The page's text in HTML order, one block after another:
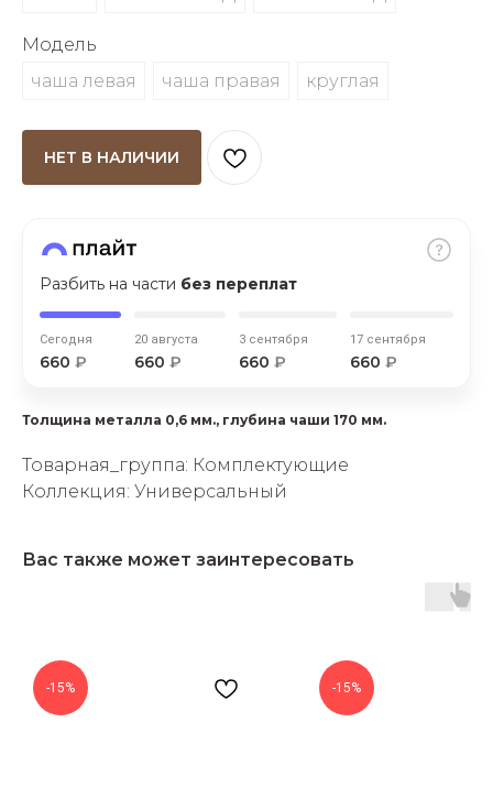
Модель
чаша левая
чаша правая круглая
НЕТ В НАЛИЧИИ
Разбить на части без переплат
Сегодня
660 ₽
20 августа
660 ₽
3 сентября
660 ₽
17 сентября
660 ₽
раз в 2 недели
Остались вопросы?
8 800 302-02-51
plait.ru
Толщина металла 0,6 мм., глубина чаши 170 мм.
Товарная_группа: Комплектующие
Коллекция: Универсальный
Вас также может заинтересовать
-15% -15%